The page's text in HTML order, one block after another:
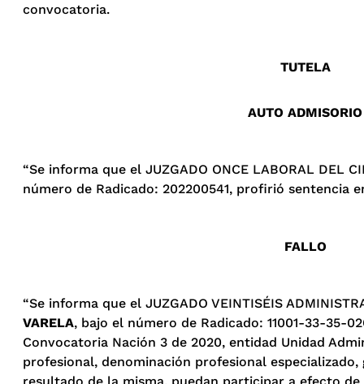
convocatoria.
TUTELA
AUTO ADMISORIO
“Se informa que el JUZGADO ONCE LABORAL DEL
número de Radicado: 202200541, profirió sentencia
FALLO
“Se informa que el JUZGADO VEINTISÉIS
VARELA, bajo el número de Radicado: 11001-33-
Convocatoria Nación 3 de 2020, entidad Unidad
profesional, denominación profesional especializado,